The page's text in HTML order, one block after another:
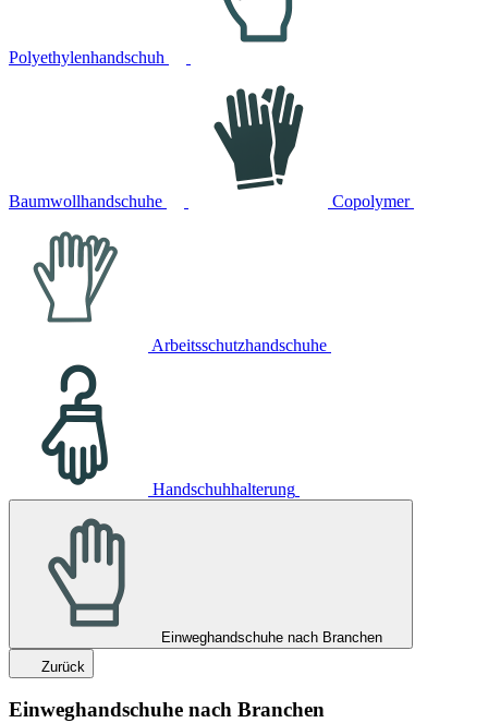
Polyethylenhandschuh
Baumwollhandschuhe Copolymer
Arbeitsschutzhandschuhe
Handschuhhalterung
Einweghandschuhe nach Branchen
Zurück
Einweghandschuhe nach Branchen